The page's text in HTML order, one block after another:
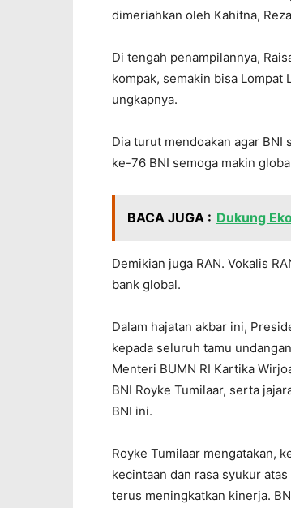
dimeriahkan oleh Kahitna,
Di tengah penampilannya,
kompak, semakin bisa Lompat
ungkapnya.
Dia turut mendoakan agar BNI
ke-76 BNI semoga makin
BACA JUGA : Dukung
Demikian juga RAN. Vokalis
bank global.
Dalam hajatan akbar ini,
kepada seluruh tamu
Menteri BUMN RI Kartika
BNI Royke Tumilaar, serta
BNI ini.
Royke Tumilaar mengatakan,
kecintaan dan rasa syukur
terus meningkatkan kinerja.